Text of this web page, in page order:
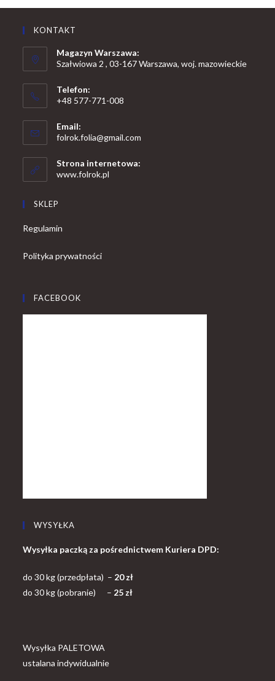
KONTAKT
Magazyn Warszawa:
Szałwiowa 2 , 03-167 Warszawa, woj. mazowieckie
Telefon:
+48 577-771-008
in
your
application
Email:
folrok.folia@gmail.com
Strona internetowa:
www.folrok.pl
SKLEP
Regulamin
Polityka prywatności
FACEBOOK
WYSYŁKA
Wysyłka paczką za pośrednictwem Kuriera DPD:
do 30 kg (przedpłata) – 20 zł
do 30 kg (pobranie) – 25 zł
Wysyłka PALETOWA
ustalana indywidualnie